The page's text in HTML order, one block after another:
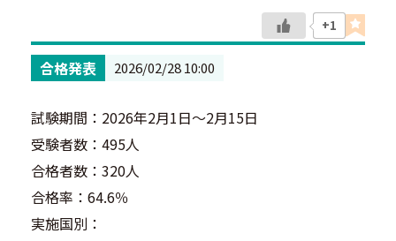
+1
合格発表 2026/02/28 10:00
試験期間：2026年2月1日～2月15日
受験者数：495人
合格者数：320人
合格率：64.6％
実施国別：